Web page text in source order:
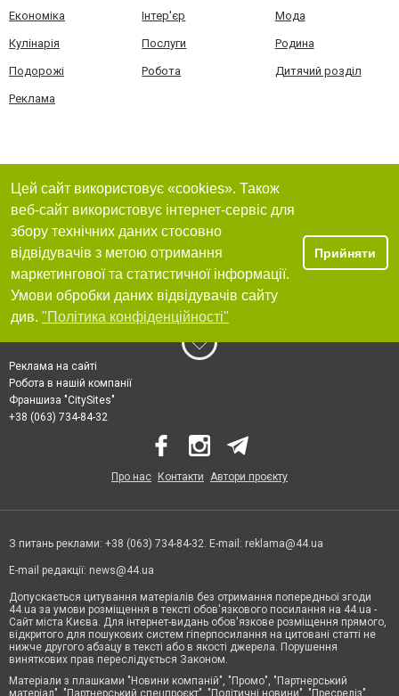
Економіка Інтер'єр Мода
Кулінарія Послуги Родина
Подорожі Робота Дитячий розділ
Реклама
Цей сайт використовує «cookies». Також
веб-сайт використовує інтернет-сервіс для
збору технічних даних стосовно
відвідувачів з метою отримання
маркетингової та статистичної інформації.
Умови обробки даних відвідувачів сайту
див. "Політика конфіденційності"
Прийняти
Реклама на сайті
Робота в нашій компанії
Франшиза "CitySites"
+38 (063) 734-84-32
Про нас Контакти Автори проєкту
З питань реклами: +38 (063) 734-84-32. E-mail: reklama@44.ua
E-mail редакції: news@44.ua
Допускається цитування матеріалів без отримання попередньої згоди
44.ua за умови розміщення в тексті обов'язкового посилання на 44.ua -
Сайт міста Києва. Для інтернет-видань обов'язкове розміщення прямого,
відкритого для пошукових систем гіперпосилання на цитовані статті не
нижче другого абзацу в тексті або в якості джерела. Порушення
виняткових прав переслідується Законом.
Матеріали з плашками "Новини компаній", "Промо", "Партнерський
матеріал", "Партнерський спецпроєкт", "Політичні новини", "Пресреліз",